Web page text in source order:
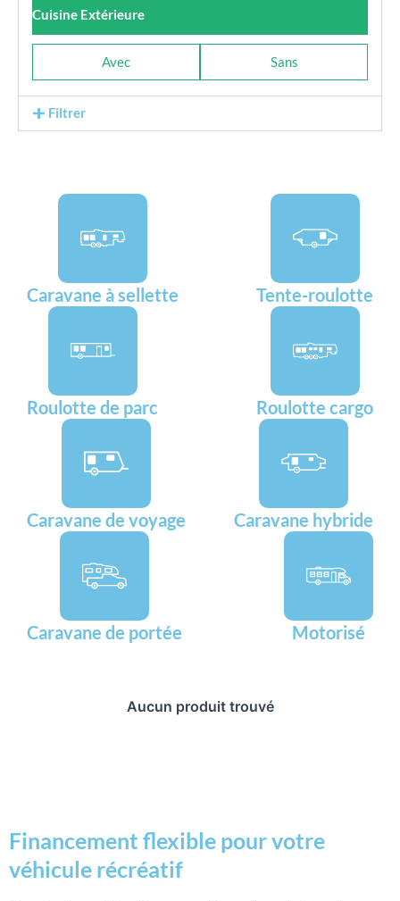
Cuisine Extérieure
Avec Sans
Filtrer
Caravane à sellette Tente-roulotte
Roulotte de parc Roulotte cargo
Caravane de voyage Caravane hybride
Caravane de portée Motorisé
Aucun produit trouvé
Financement flexible pour votre
véhicule récréatif